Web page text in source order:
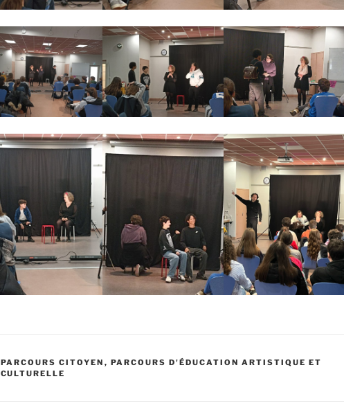
CATÉGORIES
PARCOURS CITOYEN , PARCOURS D'ÉDUCATION ARTISTIQUE ET
CULTURELLE